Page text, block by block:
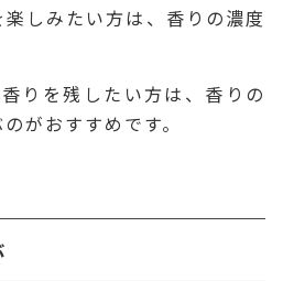
しみたい方は、香りの濃度
りを残したい方は、香りの
がおすすめです。